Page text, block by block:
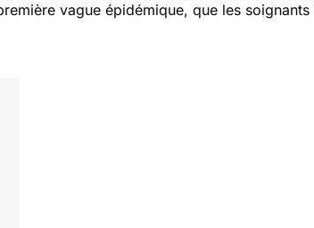
vague épidémique, que les